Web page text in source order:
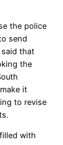
the police
send
that
the
it
to revise
with